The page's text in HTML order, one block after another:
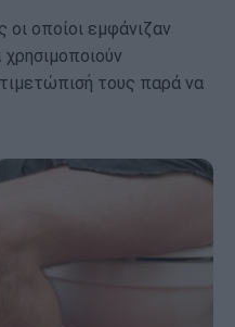
οποίοι εμφάνιζαν
τους παρά να